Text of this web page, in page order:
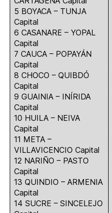
5 BOYACA – TUNJA
Capital
6 CASANARE – YOPAL
Capital
7 CAUCA – POPAYÁN
Capital
8 CHOCO – QUIBDÓ
Capital
9 GUAINIA – INÍRIDA
Capital
10 HUILA – NEIVA
Capital
11 META –
VILLAVICENCIO Capital
12 NARIÑO – PASTO
Capital
13 QUINDIO – ARMENIA
Capital
14 SUCRE – SINCELEJO